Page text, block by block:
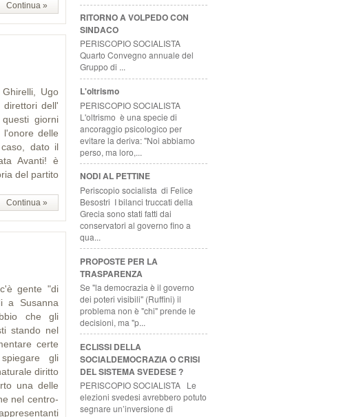
Continua »
Ugo
dell'
giorni
delle
dato il
Avanti! è
del partito
Continua »
gente "di
a Susanna
che gli
stando nel
certe
gli
diritto
una delle
nel centro-
RITORNO A VOLPEDO CON
SINDACO
PERISCOPIO SOCIALISTA
Quarto Convegno annuale del
Gruppo di ...
L'oltrismo
PERISCOPIO SOCIALISTA
L'oltrismo è una specie di
ancoraggio psicologico per
evitare la deriva: "Noi abbiamo
perso, ma loro,...
NODI AL PETTINE
Periscopio socialista di Felice
Besostri I bilanci truccati della
Grecia sono stati fatti dai
conservatori al governo fino a
qua...
PROPOSTE PER LA
TRASPARENZA
Se "la democrazia è il governo
dei poteri visibili" (Ruffini) il
problema non è "chi" prende le
decisioni, ma "p...
ECLISSI DELLA
SOCIALDEMOCRAZIA O CRISI
DEL SISTEMA SVEDESE ?
PERISCOPIO SOCIALISTA Le
elezioni svedesi avrebbero potuto
segnare un’inversione di